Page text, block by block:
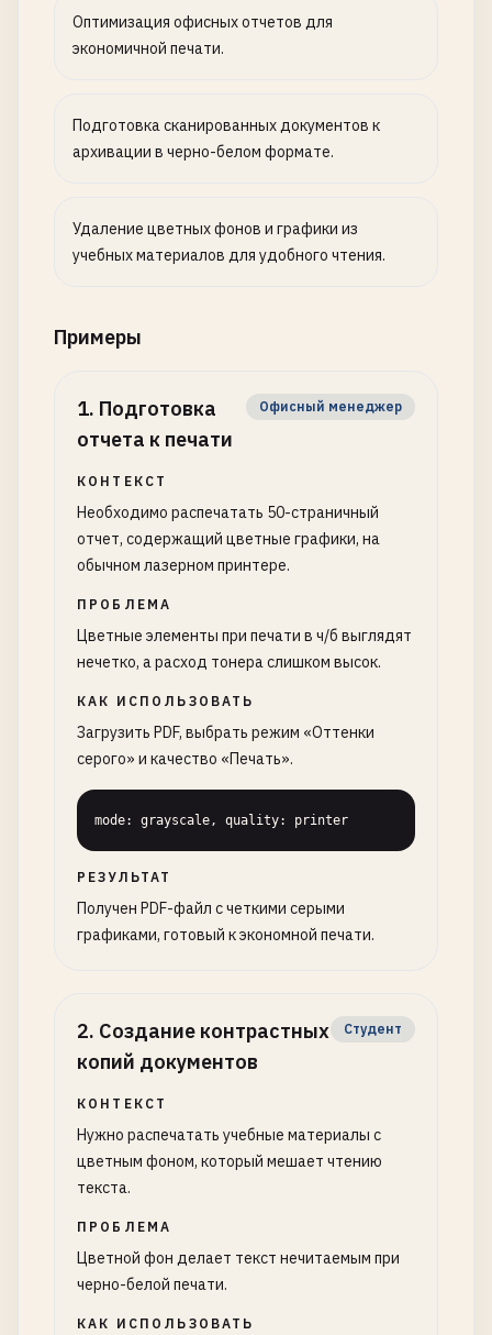
Оптимизация офисных отчетов для
экономичной печати.
Подготовка сканированных документов к
архивации в черно-белом формате.
Удаление цветных фонов и графики из
учебных материалов для удобного чтения.
Примеры
1. Подготовка
отчета к печати
Офисный менеджер
КОНТЕКСТ
Необходимо распечатать 50-страничный
отчет, содержащий цветные графики, на
обычном лазерном принтере.
ПРОБЛЕМА
Цветные элементы при печати в ч/б выглядят
нечетко, а расход тонера слишком высок.
КАК ИСПОЛЬЗОВАТЬ
Загрузить PDF, выбрать режим «Оттенки
серого» и качество «Печать».
mode: grayscale, quality: printer
РЕЗУЛЬТАТ
Получен PDF-файл с четкими серыми
графиками, готовый к экономной печати.
2. Создание контрастных
копий документов
Студент
КОНТЕКСТ
Нужно распечатать учебные материалы с
цветным фоном, который мешает чтению
текста.
ПРОБЛЕМА
Цветной фон делает текст нечитаемым при
черно-белой печати.
КАК ИСПОЛЬЗОВАТЬ